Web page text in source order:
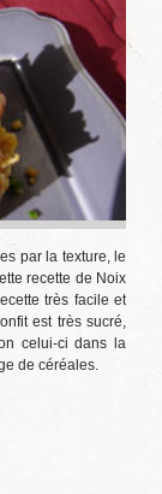
par la texture, le
recette de Noix
très facile et
est très sucré,
celui-ci dans la
de céréales.